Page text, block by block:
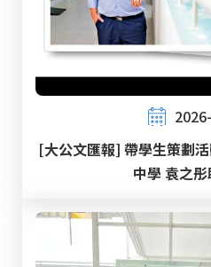
[大公文匯報] 帶學生策劃
中學 袁之